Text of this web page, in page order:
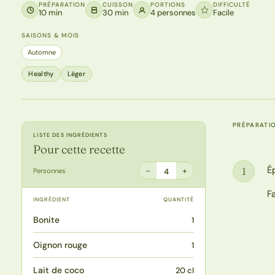
PRÉPARATION
10 min
CUISSON
30 min
PORTIONS
4 personnes
DIFFICULTÉ
Facile
SAISONS & MOIS
Automne
Healthy Léger
LISTE DES INGRÉDIENTS
Pour cette recette
Personnes − 4 +
INGRÉDIENT QUANTITÉ
Bonite 1
Oignon rouge 1
Lait de coco 20 cl
Étape
1